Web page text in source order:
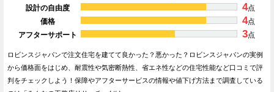
設計の自由度
4点
価格
4点
アフターサポート
3点
ロビンスジャパンで注文住宅を建てて良かった？悪かった？ロビンスジャパンの実例
から価格面をはじめ、耐震性や気密断熱性、省エネ性などの住宅性能など口コミで評
判をチェックしよう！保障やアフターサービスの情報や値下げ方法まで調査している